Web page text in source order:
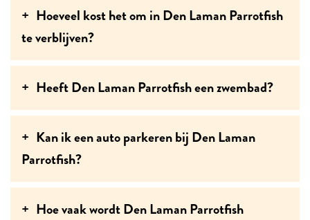
Hoeveel kost het om in Den Laman Parrotfish
te verblijven?
Heeft Den Laman Parrotfish een zwembad?
Kan ik een auto parkeren bij Den Laman
Parrotfish?
Hoe vaak wordt Den Laman Parrotfish